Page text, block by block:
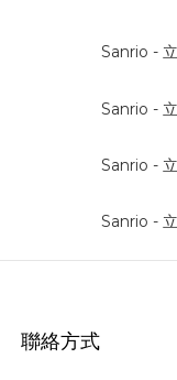
聯絡方式